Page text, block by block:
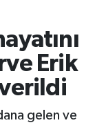
Erik
gelen ve